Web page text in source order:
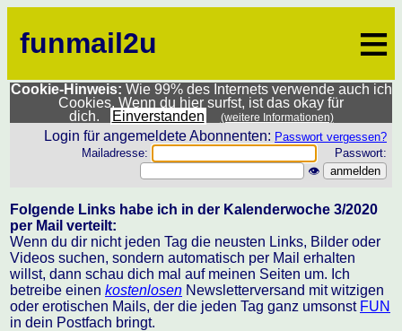
funmail2u ≡
Cookie-Hinweis: Wie 99% des Internets verwende auch ich
Cookies. Wenn du hier surfst, ist das okay für
dich.
Einverstanden (weitere Informationen)
Login für angemeldete Abonnenten: Passwort vergessen?
Mailadresse:
Passwort:
👁
Folgende Links habe ich in der Kalenderwoche 3/2020
per Mail verteilt:
Wenn du dir nicht jeden Tag die neusten Links, Bilder oder
Videos suchen, sondern automatisch per Mail erhalten
willst, dann schau dich mal auf meinen Seiten um. Ich
betreibe einen kostenlosen Newsletterversand mit witzigen
oder erotischen Mails, der die jeden Tag ganz umsonst FUN
in dein Postfach bringt.